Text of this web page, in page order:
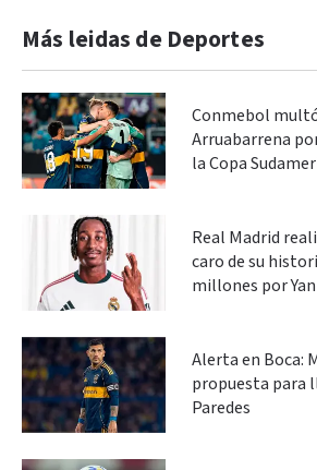
Más leidas de Deportes
Conmebol
Arruabarrena
la Copa
Real Madrid
caro de su
millones por
Alerta en Boca:
propuesta para
Paredes